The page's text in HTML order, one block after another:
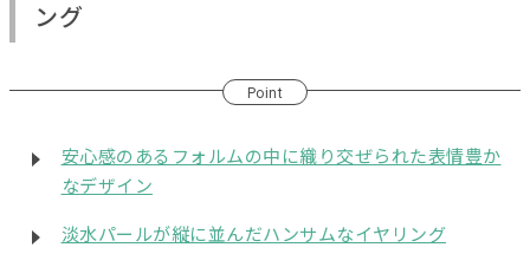
ング
Point
安心感のあるフォルムの中に織り交ぜられた表情豊か
なデザイン
淡水パールが縦に並んだハンサムなイヤリング